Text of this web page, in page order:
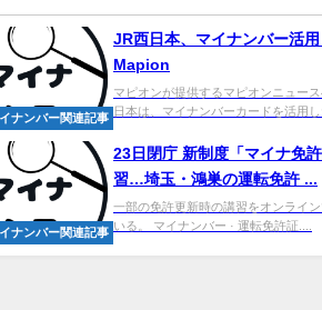
ナンバー関連記事
JR西日本、 マイナンバー活
Mapion
マピオンが提供するマピオンニュー
日本は、マイナンバーカードを活用
ナンバー関連記事
23日閉庁 新制度「マイナ免
習…埼玉・鴻巣の運転免許 ...
一部の免許更新時の講習をオンライ
いる。 マイナンバー · 運転免許証....